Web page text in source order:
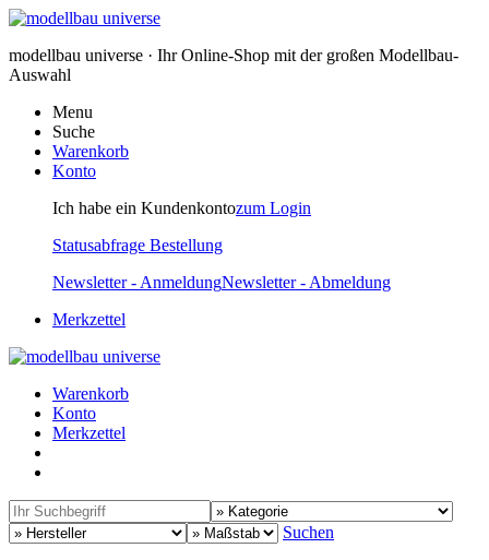
modellbau universe · Ihr Online-Shop mit der großen Modellbau-
Auswahl
Menu
Suche
Warenkorb
Konto
Ich habe ein Kundenkontozum Login
Statusabfrage Bestellung
Newsletter - AnmeldungNewsletter - Abmeldung
Merkzettel
Warenkorb
Konto
Merkzettel
Suchen